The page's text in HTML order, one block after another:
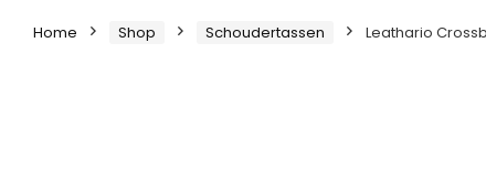
Home Shop Schoudertassen Leathario